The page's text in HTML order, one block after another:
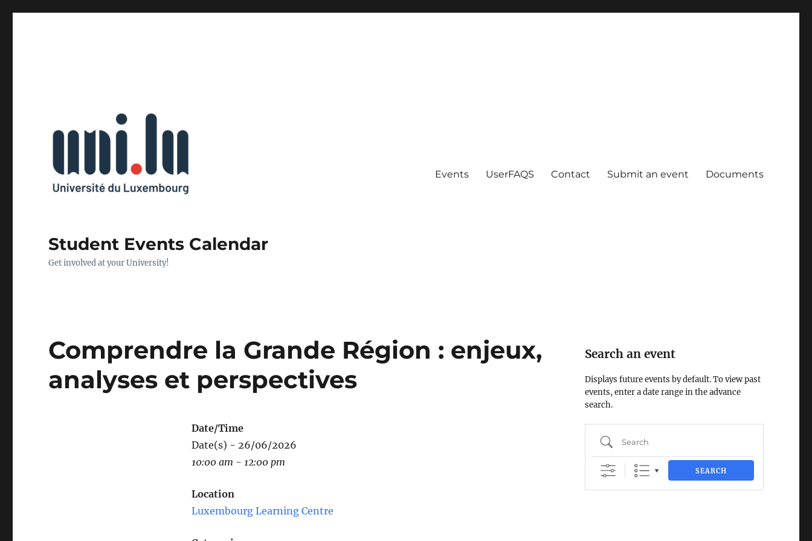
Student Events Calendar
Get involved at your University!
Events UserFAQS Contact Submit an event Documents
Comprendre la Grande Région : enjeux,
analyses et perspectives
Date/Time
Date(s) - 26/06/2026
10:00 am - 12:00 pm
Location
Luxembourg Learning Centre
Search an event
Displays future events by default. To view past
events, enter a date range in the advance
search.
Search
SEARCH